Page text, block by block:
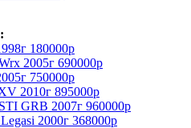
180000р
2005г 690000р
750000р
2010г 895000р
GRB 2007г 960000р
2000г 368000р